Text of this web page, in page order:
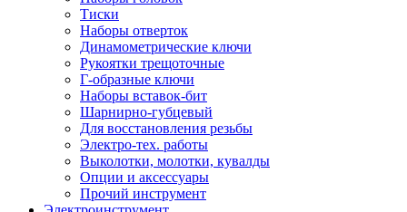
Тиски
Наборы отверток
Динамометрические ключи
Рукоятки трещоточные
Г-образные ключи
Наборы вставок-бит
Шарнирно-губцевый
Для восстановления резьбы
Электро-тех. работы
Выколотки, молотки, кувалды
Опции и аксессуары
Прочий инструмент